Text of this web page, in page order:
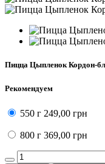
Пицца Цыпленок Кордон-
Рекомендуем
550 г 249,00 грн
800 г 369,00 грн